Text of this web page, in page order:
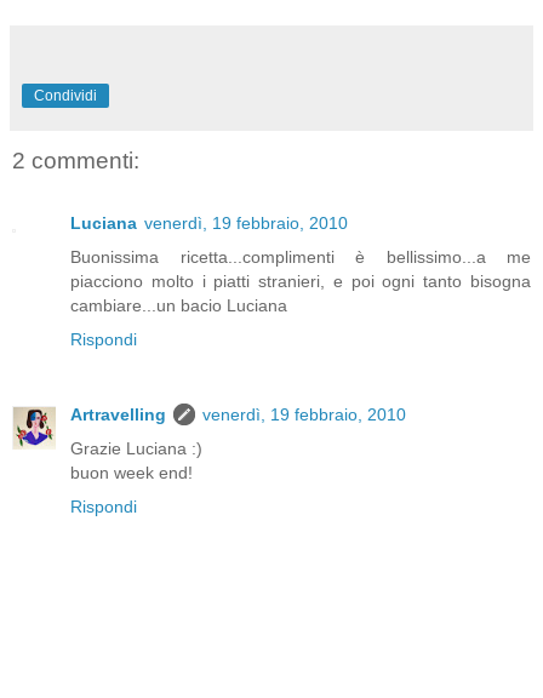
Condividi
2 commenti:
Luciana venerdì, 19 febbraio, 2010
Buonissima ricetta...complimenti è bellissimo...a me
piacciono molto i piatti stranieri, e poi ogni tanto bisogna
cambiare...un bacio Luciana
Rispondi
Artravelling
venerdì, 19 febbraio, 2010
Grazie Luciana :)
buon week end!
Rispondi